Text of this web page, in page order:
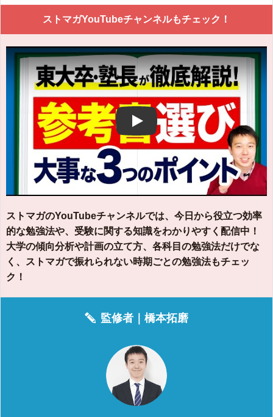
ストマガYouTubeチャンネルもチェック！
Play
ストマガのYouTubeチャンネルでは、今日から役立つ効率
的な勉強法や、受験に関する知識をわかりやすく配信中！
大学の傾向分析や計画の立て方、各科目の勉強法だけでな
く、ストマガで振れられない時期ごとの勉強法もチェッ
ク！
監修者｜橋本拓磨